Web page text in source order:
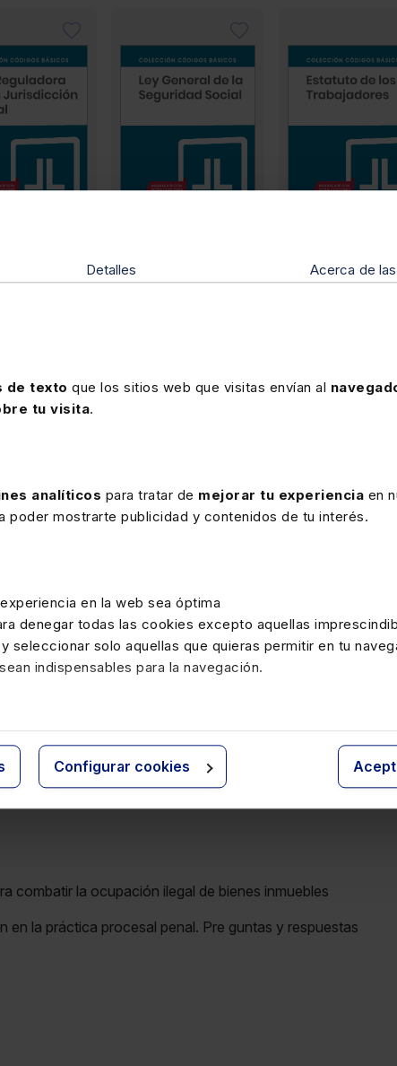
Detalles Acerca de
de texto que los sitios web que visitas envían al
tu visita.
analíticos para tratar de mejorar tu experiencia en
poder mostrarte publicidad y contenidos de tu interés.
en la web sea óptima
denegar todas las cookies excepto aquellas
seleccionar solo aquellas que quieras permitir en tu
indispensables para la navegación.
Configurar cookies
BÁSICOS
Social
CÓDIGOS BÁSICOS
CÓDIGOS
la ocupación ilegal de bie nes inmuebles
la ocupación ilegal de bienes inmuebles en la vía civil
combatir la ocupación ilegal de bienes inmuebles
en la práctica procesal penal. Pre guntas y respuestas